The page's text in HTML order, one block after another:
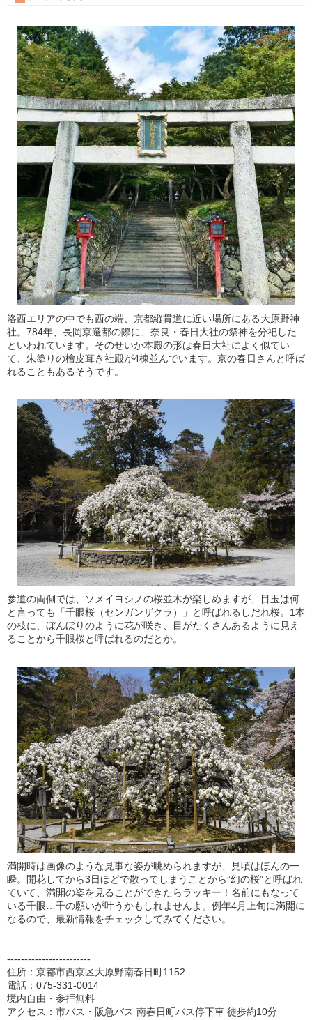
洛西エリアの中でも西の端、京都縦貫道に近い場所にある大原野神
社。784年、長岡京遷都の際に、奈良・春日大社の祭神を分祀した
といわれています。そのせいか本殿の形は春日大社によく似てい
て、朱塗りの檜皮葺き社殿が4棟並んでいます。京の春日さんと呼ば
れることもあるそうです。
参道の両側では、ソメイヨシノの桜並木が楽しめますが、目玉は何
と言っても「千眼桜（センガンザクラ）」と呼ばれるしだれ桜。1本
の枝に、ぼんぼりのように花が咲き、目がたくさんあるように見え
ることから千眼桜と呼ばれるのだとか。
満開時は画像のような見事な姿が眺められますが、見頃はほんの一
瞬。開花してから3日ほどで散ってしまうことから”幻の桜”と呼ばれ
ていて、満開の姿を見ることができたらラッキー！名前にもなって
いる千眼…千の願いが叶うかもしれませんよ。例年4月上旬に満開に
なるので、最新情報をチェックしてみてください。
------------------------
住所：京都市西京区大原野南春日町1152
電話：075-331-0014
境内自由・参拝無料
アクセス：市バス・阪急バス 南春日町バス停下車 徒歩約10分